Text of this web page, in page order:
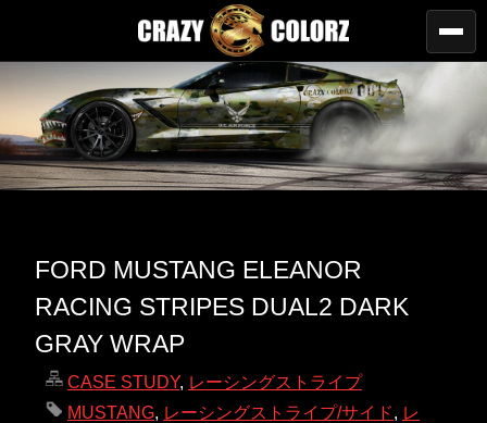
FORD MUSTANG ELEANOR
RACING STRIPES DUAL2 DARK
GRAY WRAP
CASE STUDY, レーシングストライプ
MUSTANG, レーシングストライプ/サイド, レ